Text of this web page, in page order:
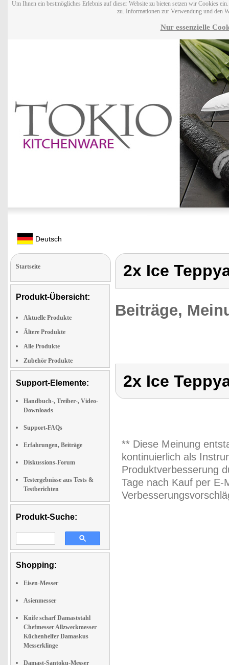
Um Ihnen ein bestmögliches Erlebnis auf dieser Website zu bieten setzen wir Cookies
zu. Informationen zur Verwendung und den
Nur essenzielle
Deutsch
Startseite
Produkt-Übersicht:
Aktuelle Produkte
Ältere Produkte
Alle Produkte
Zubehör Produkte
Support-Elemente:
Handbuch-, Treiber-, Video-
Downloads
Support-FAQs
Erfahrungen, Beiträge
Diskussions-Forum
Testergebnisse aus Tests &
Testberichten
Produkt-Suche:
Shopping:
Eisen-Messer
Asienmesser
Knife scharf Damaststahl
Chefmesser Allzweckmesser
Küchenhelfer Damaskus
Messerklinge
Damast-Santoku-Messer
2x Ice
Beiträge,
2x Ice
** Diese Meinung
kontinuierlich als
Produktverbesserung
Tage nach Kauf per E-